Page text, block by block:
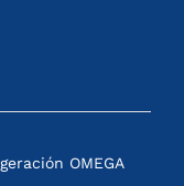
OMEGA